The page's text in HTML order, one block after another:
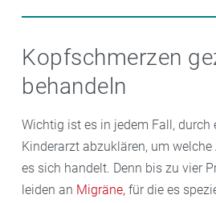
macht die Bewegung dann auch
allem bei jüngeren Kindern feste
Lassen Sie Ihr Kind in Ruhe
keine Mahlzeiten auslassen und
Lebensmittel eventuell
diese dann zu meiden.
Vor allem bei stressbedingten
Stressbewältigung hilfreich sein.
findet man zum Beispiel im
Kinder und Jugendliche.
Kopfschmerzen
behandeln
Wichtig ist es in jedem Fall, durch
Kinderarzt abzuklären, um
es sich handelt. Denn bis zu vier
leiden an Migräne, für die es